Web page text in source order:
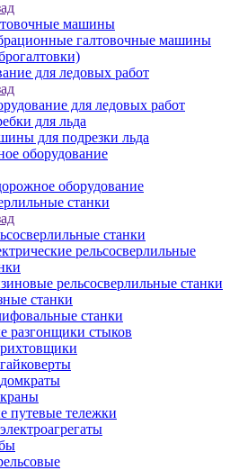
машины
галтовочные машины
для ледовых работ
для ледовых работ
для льда
для подрезки льда
оборудование
оборудование
станки
станки
рельсосверлильные
рельсосверлильные станки
станки
станки
разгонщики стыков
путевые тележки